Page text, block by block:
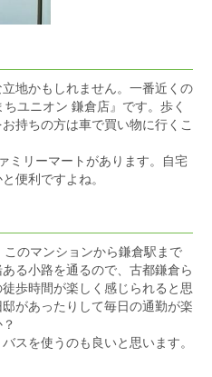
地かもしれません。一番近くの
ユニオン 鎌倉店』です。歩く
持ちの方は車で買い物に行くこ
ミリーマートがあります。自宅
便利ですよね。
のマンションから鎌倉駅まで
る小路を通るので、古都鎌倉ら
歩時間が楽しく感じられると思
があったりして毎日の通勤が楽
スを使うのも良いと思います。